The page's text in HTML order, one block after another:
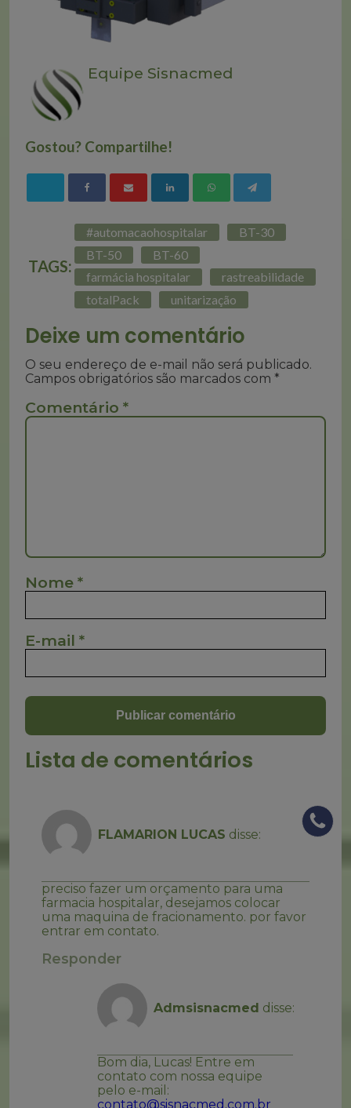
Equipe Sisnacmed
Gostou? Compartilhe!
TAGS:
#automacaohospitalar
BT-30
BT-50
BT-60
farmácia hospitalar
rastreabilidade
totalPack
unitarização
Deixe um comentário
O seu endereço de e-mail não será publicado.
Campos obrigatórios são marcados com *
Comentário *
Nome *
E-mail *
Lista de comentários
FLAMARION LUCAS disse:
preciso fazer um orçamento para uma
farmacia hospitalar, desejamos colocar
uma maquina de fracionamento. por favor
entrar em contato.
Responder
Admsisnacmed disse:
Bom dia, Lucas! Entre em
contato com nossa equipe
pelo e-mail:
contato@sisnacmed.com.br